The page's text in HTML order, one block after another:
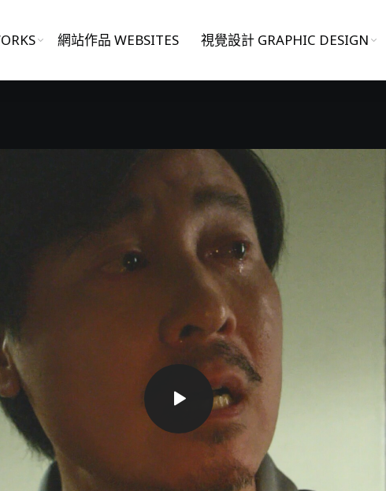
網站作品 WEBSITES 視覺設計 GRAPHIC DESIGN